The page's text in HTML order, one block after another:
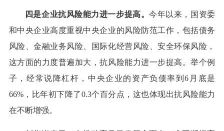
四是企业抗风险能力进一步提高。今年以来，国资委
和中央企业高度重视中央企业的风险防范工作，包括债务
风险、金融业务风险、国际化经营风险、安全环保风险，
这方面的力度普遍加大，抗风险能力进一步提高。举个例
子，经常说降杠杆，中央企业的资产负债率到6月底是
66%，比年初下降了0.3个百分点，这也体现出抗风险能力
在不断增强。